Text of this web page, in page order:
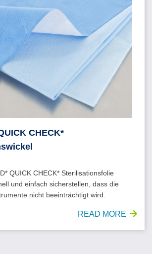
CHECK*
QUICK CHECK* Sterilisationsfolie
und einfach sicherstellen, dass die
nicht beeinträchtigt wird.
READ MORE